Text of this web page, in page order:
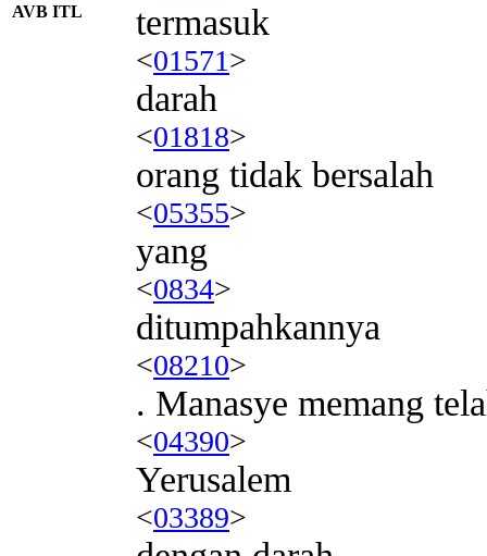
AVB ITL termasuk
<01571>
darah
<01818>
orang tidak bersalah
<05355>
yang
<0834>
ditumpahkannya
<08210>
. Manasye memang
<04390>
Yerusalem
<03389>